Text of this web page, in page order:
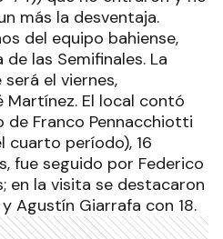
más la desventaja.
del equipo bahiense,
las Semifinales. La
el viernes,
Martínez. El local contó
Franco Pennacchiotti
cuarto período), 16
fue seguido por Federico
en la visita se destacaron
Agustín Giarrafa con 18.